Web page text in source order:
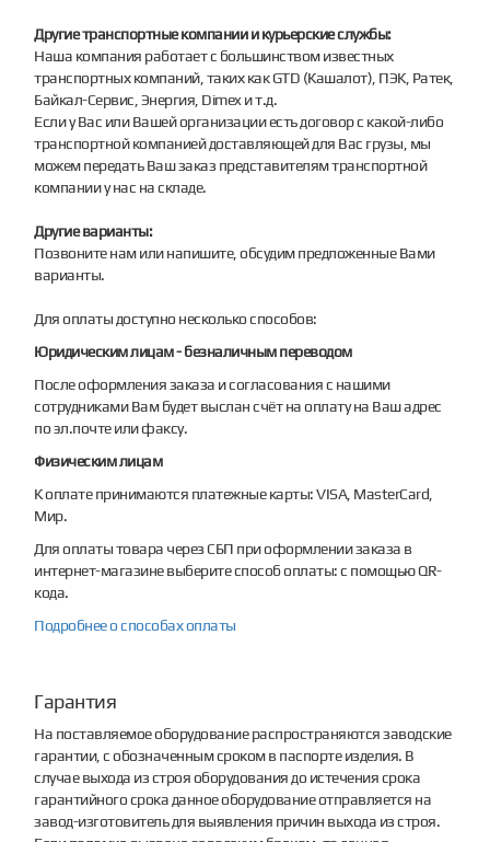
Другие транспортные компании и курьерские службы:
Наша компания работает с большинством известных
транспортных компаний, таких как GTD (Кашалот), ПЭК, Ратек,
Байкал-Сервис, Энергия, Dimex и т.д.
Если у Вас или Вашей организации есть договор с какой-либо
транспортной компанией доставляющей для Вас грузы, мы
можем передать Ваш заказ представителям транспортной
компании у нас на складе.
Другие варианты:
Позвоните нам или напишите, обсудим предложенные Вами
варианты.
Для оплаты доступно несколько способов:
Юридическим лицам - безналичным переводом
После оформления заказа и согласования с нашими
сотрудниками Вам будет выслан счёт на оплату на Ваш адрес
по эл.почте или факсу.
Физическим лицам
К оплате принимаются платежные карты: VISA, MasterCard,
Мир.
Для оплаты товара через СБП при оформлении заказа в
интернет-магазине выберите способ оплаты: с помощью QR-
кода.
Подробнее о способах оплаты
Гарантия
На поставляемое оборудование распространяются заводские
гарантии, с обозначенным сроком в паспорте изделия. В
случае выхода из строя оборудования до истечения срока
гарантийного срока данное оборудование отправляется на
завод-изготовитель для выявления причин выхода из строя.